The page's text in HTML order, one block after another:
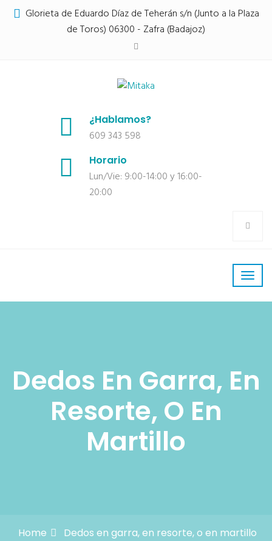
Glorieta de Eduardo Díaz de Teherán s/n (Junto a la Plaza
de Toros) 06300 - Zafra (Badajoz)
¿Hablamos?
609 343 598
Horario
Lun/Vie: 9:00-14:00 y 16:00-
20:00
Dedos En Garra, En
Resorte, O En
Martillo
Home Dedos en garra, en resorte, o en martillo